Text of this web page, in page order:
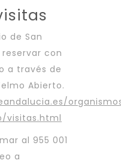
de San
con
a través de
Abierto.
visitas.html
al 955 001
a